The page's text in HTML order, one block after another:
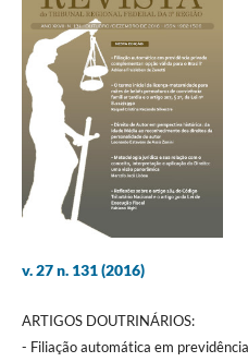
v. 27 n. 131 (2016)
ARTIGOS DOUTRINÁRIOS:
- Filiação automática em